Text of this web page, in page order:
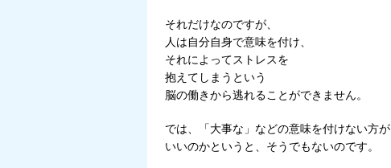
それだけなのですが、
人は自分自身で意味を付け、
それによってストレスを
抱えてしまうという
脳の働きから逃れることができません。
では、「大事な」などの意味を付けない方が
いいのかというと、そうでもないのです。